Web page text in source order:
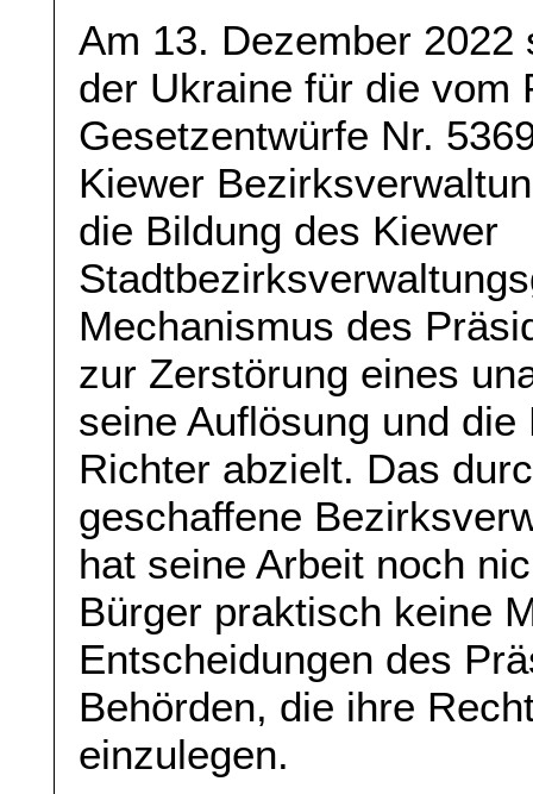
Am 13. Dezember
der Ukraine für die vom
Gesetzentwürfe Nr.
Kiewer
die Bildung des Kiewer
Mechanismus des
zur Zerstörung eines
seine Auflösung und
Richter abzielt. Das
geschaffene
hat seine Arbeit noch
Bürger praktisch keine
Entscheidungen des
Behörden, die ihre
einzulegen.